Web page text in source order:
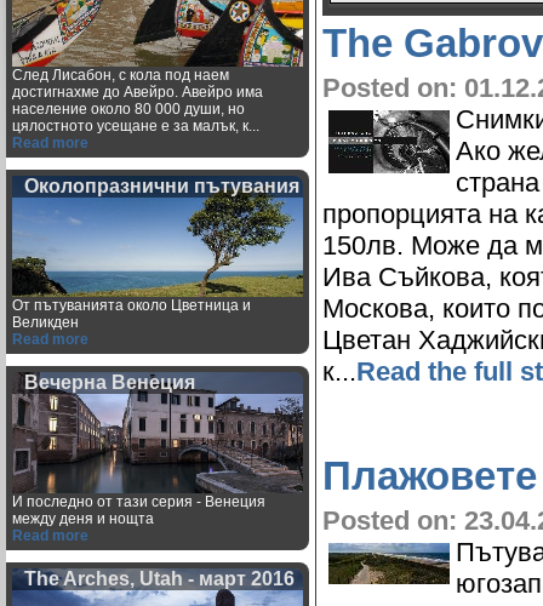
След Лисабон, с кола под наем
достигнахме до Авейро. Авейро има
население около 80 000 души, но
цялостното усещане е за малък, к...
Read more
Околопразнични пътувания
От пътуванията около Цветница и
Великден
Read more
Вечерна Венеция
И последно от тази серия - Венеция
между деня и нощта
Read more
The Arches, Utah - март 2016
The
Posted on:
Ако
пропорцията на
150лв. Може да
Ива Съйкова,
Москова, които
Цветан
к...Read the full
Posted on: